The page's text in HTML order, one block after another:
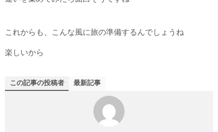
これからも、こんな風に旅の準備するんでしょうね
楽しいから
この記事の投稿者 最新記事